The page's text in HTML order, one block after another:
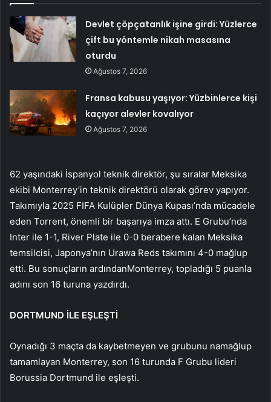
Devlet çöpçatanlık işine girdi: Yüzlerce
çift bu yöntemle nikah masasına
oturdu
Ağustos 7, 2026
Fransa kabusu yaşıyor: Yüzbinlerce kişi
kaçıyor alevler kovalıyor
Ağustos 7, 2026
62 yaşındaki İspanyol teknik direktör, şu sıralar Meksika
ekibi Monterrey’in teknik direktörü olarak görev yapıyor.
Takımıyla 2025 FIFA Kulüpler Dünya Kupası’nda mücadele
eden Torrent, önemli bir başarıya imza attı. E Grubu’nda
Inter ile 1-1, River Plate ile 0-0 berabere kalan Meksika
temsilcisi, Japonya’nın Urawa Reds takımını 4-0 mağlup
etti. Bu sonuçların ardındanMonterrey, topladığı 5 puanla
adını son 16 turuna yazdırdı.
DORTMUND İLE EŞLEŞTİ
Oynadığı 3 maçta da kaybetmeyen ve grubunu namağlup
tamamlayan Monterrey, son 16 turunda F Grubu lideri
Borussia Dortmund ile eşleşti.